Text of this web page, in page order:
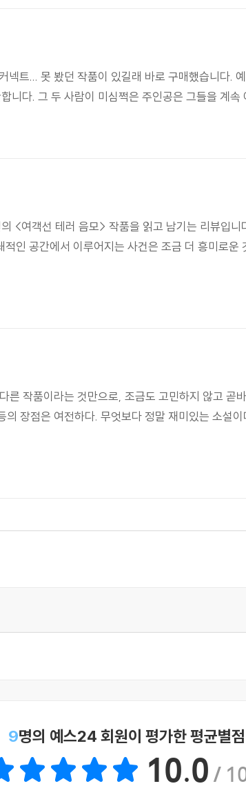
트... 못 봤던 작품이 있길래 바로 구매했습니다.
니다. 그 두 사람이 미심쩍은 주인공은 그들을 계속
<여객선 테러 음모> 작품을 읽고 남기는 리뷰입
인 공간에서 이루어지는 사건은 조금 더 흥미로
른 작품이라는 것만으로, 조금도 고민하지 않고 곧
장점은 여전하다. 무엇보다 정말 재미있는 소설
9명의 예스24 회원이 평가한 평균별점
10.0 /